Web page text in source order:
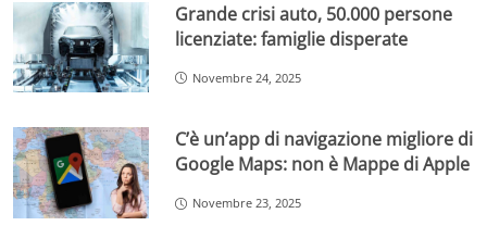
Grande crisi auto, 50.000 persone
licenziate: famiglie disperate
Novembre 24, 2025
C’è un’app di navigazione migliore di
Google Maps: non è Mappe di Apple
Novembre 23, 2025